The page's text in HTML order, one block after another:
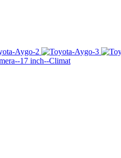
17 inch--Climat